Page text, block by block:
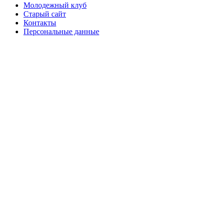
Молодежный клуб
Старый сайт
Контакты
Персональные данные